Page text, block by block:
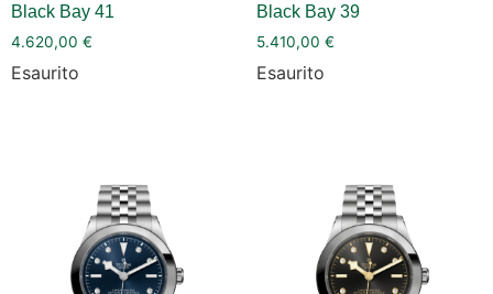
Black Bay 41
4.620,00 €
Esaurito
Black Bay 39
5.410,00 €
Esaurito